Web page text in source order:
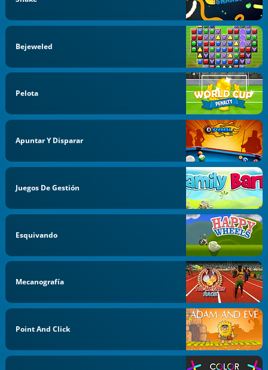
Bejeweled
Pelota
Apuntar Y Disparar
Juegos De Gestión
Esquivando
Mecanografía
Point And Click